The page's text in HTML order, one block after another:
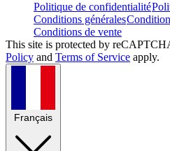
Politique de confidentialité
Conditions générales
Conditions de vente
This site is protected by
Policy and Terms of Service apply.
Français